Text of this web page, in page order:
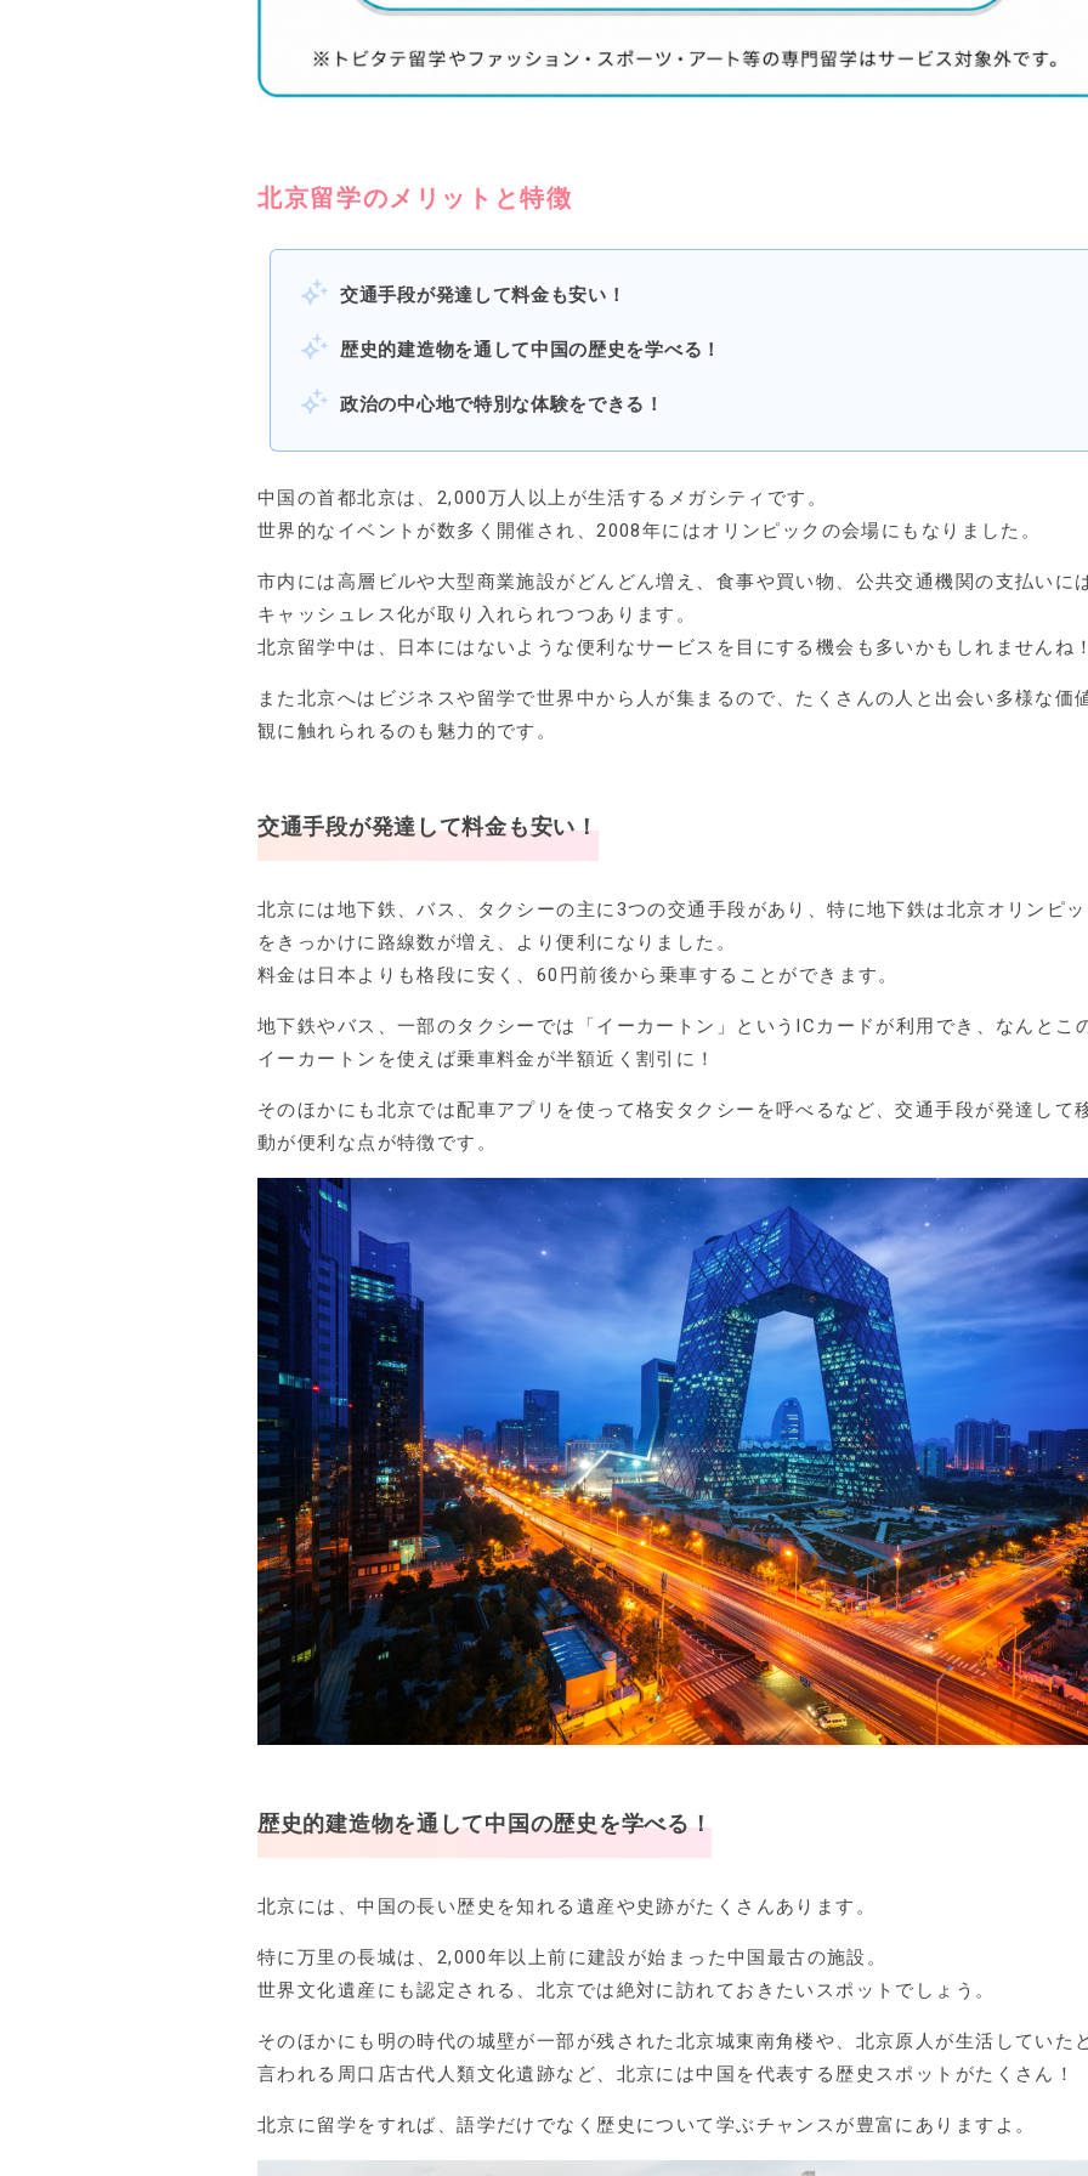
北京留学のメリットと特徴
交通手段が発達して料金も安い！
歴史的建造物を通して中国の歴史を学べる！
政治の中心地で特別な体験をできる！
中国の首都北京は、2,000万人以上が生活するメガシティです。
世界的なイベントが数多く開催され、2008年にはオリンピックの会場にもなりました。
市内には高層ビルや大型商業施設がどんどん増え、食事や買い物、公共交通機関の支払いに
キャッシュレス化が取り入れられつつあります。
北京留学中は、日本にはないような便利なサービスを目にする機会も多いかもしれませんね
また北京へはビジネスや留学で世界中から人が集まるので、たくさんの人と出会い多様な価
観に触れられるのも魅力的です。
交通手段が発達して料金も安い！
北京には地下鉄、バス、タクシーの主に3つの交通手段があり、特に地下鉄は北京オリンピ
をきっかけに路線数が増え、より便利になりました。
料金は日本よりも格段に安く、60円前後から乗車することができます。
地下鉄やバス、一部のタクシーでは「イーカートン」というICカードが利用でき、なんとこ
イーカートンを使えば乗車料金が半額近く割引に！
そのほかにも北京では配車アプリを使って格安タクシーを呼べるなど、交通手段が発達して
動が便利な点が特徴です。
歴史的建造物を通して中国の歴史を学べる！
北京には、中国の長い歴史を知れる遺産や史跡がたくさんあります。
特に万里の長城は、2,000年以上前に建設が始まった中国最古の施設。
世界文化遺産にも認定される、北京では絶対に訪れておきたいスポットでしょう。
そのほかにも明の時代の城壁が一部が残された北京城東南角楼や、北京原人が生活していた
言われる周口店古代人類文化遺跡など、北京には中国を代表する歴史スポットがたくさん！
北京に留学をすれば、語学だけでなく歴史について学ぶチャンスが豊富にありますよ。